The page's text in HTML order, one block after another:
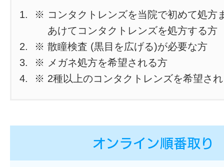
※ コンタクトレンズを当院で初めて処方
あけてコンタクトレンズを処方する方
※ 散瞳検査 (黒目を広げる)が必要な方
※ メガネ処方を希望される方
※ 2種以上のコンタクトレンズを希望さ